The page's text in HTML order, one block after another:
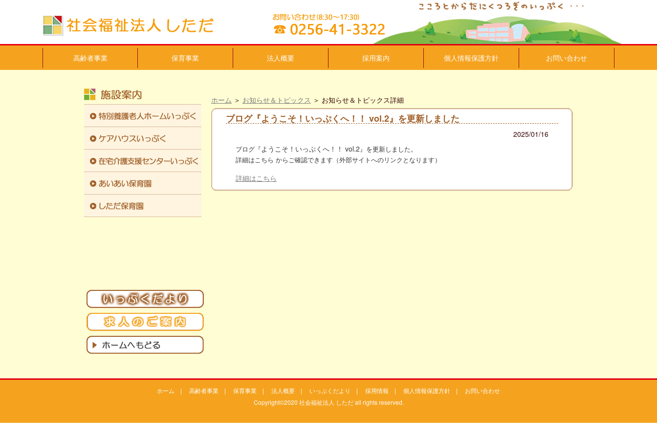
高齢者事業 保育事業 法人概要 採用案内 個人情報保護方針 お問い合わせ
ホーム ＞ お知らせ＆トピックス ＞ お知らせ＆トピックス詳細
ブログ『ようこそ！いっぷくへ！！ vol.2』を更新しました
2025/01/16
ブログ『ようこそ！いっぷくへ！！ vol.2』を更新しました。
詳細はこちら からご確認できます（外部サイトへのリンクとなります）
詳細はこちら
ホーム | 高齢者事業 | 保育事業 | 法人概要 | いっぷくだより | 採用情報 | 個人情報保護方針 | お問い合わせ
Copyright©2020 社会福祉法人 しただ all rights reserved.